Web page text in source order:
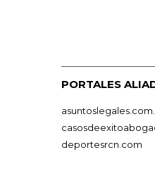
PORTALES
deportesrcn.com